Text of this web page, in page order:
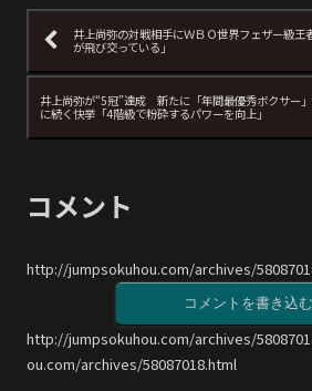
井上尚弥の対戦相手にＷＢＯ世界フェザー級王
が飛び交っている」
井上尚弥が“5冠”達成 新たに「年間最優秀ボクサー
に続く快挙「4階級で粉砕するパワーを向上」
コメント
http://jumpsokuhou.com/archives/
コメントを書き込む
http://jumpsokuhou.com/archives/
ou.com/archives/58087018.html